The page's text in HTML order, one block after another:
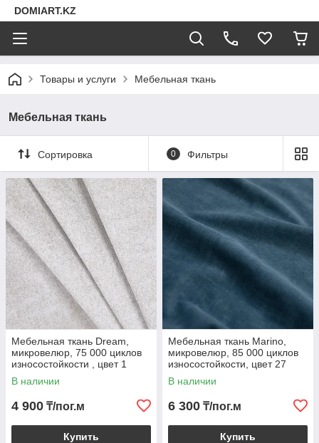
DOMIART.KZ
Товары и услуги Мебельная ткань
Мебельная ткань
Сортировка 0 Фильтры
Мебельная ткань Dream,
микровелюр, 75 000 циклов
износостойкости , цвет 1
В наличии
4 900 ₸/пог.м
Купить
Мебельная ткань Marino,
микровелюр, 85 000 циклов
износостойкости, цвет 27
В наличии
6 300 ₸/пог.м
Купить